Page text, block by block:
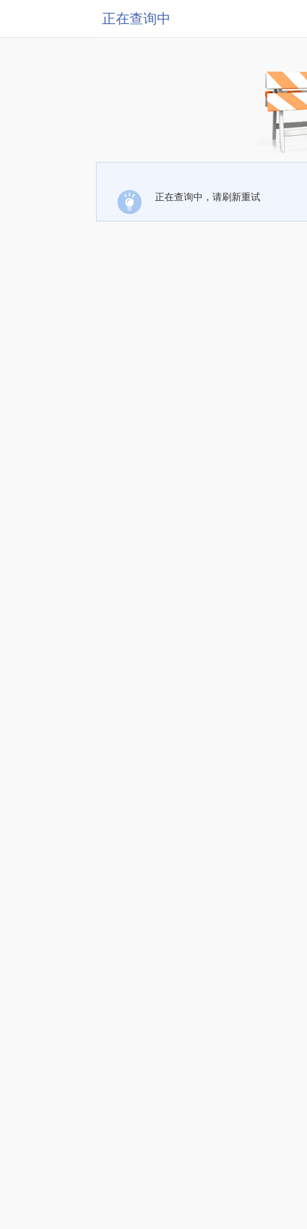
正在查询中
正在查询中，请刷新重试